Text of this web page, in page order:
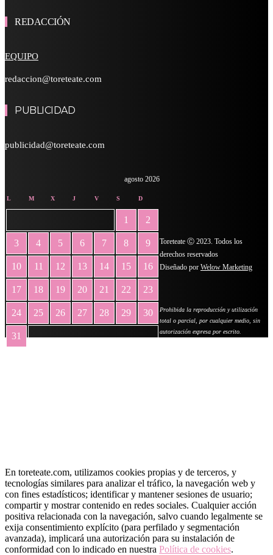
REDACCIÓN
EQUIPO
redaccion@toreteate.com
PUBLICIDAD
publicidad@toreteate.com
agosto 2026
L M X J V S D
1 2
3 4 5 6 7 8 9
10 11 12 13 14 15 16
17 18 19 20 21 22 23
24 25 26 27 28 29 30
31
Toreteate Ⓒ 2023. Todos los
derechos reservados
Diseñado por Welow Marketing
Prohibida la reproducción y utilización
total o parcial, por cualquier medio, sin
autorización expresa por escrito.
En toreteate.com, utilizamos cookies propias y de terceros, y
tecnologías similares para analizar el tráfico, la navegación web y
con fines estadísticos; identificar y mantener sesiones de usuario;
compartir y mostrar contenido en redes sociales. Cualquier acción
positiva relacionada con la navegación, salvo cuando legalmente se
exija consentimiento explícito (para perfilado y segmentación
avanzada), implicará una autorización para su instalación de
conformidad con lo indicado en nuestra Política de cookies.